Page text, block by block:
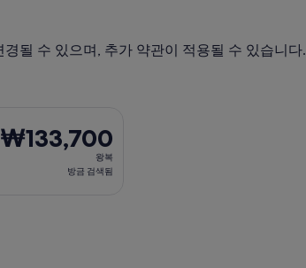
될 수 있으며, 추가 약관이 적용될 수 있습니다.
₩133,700
왕
₩133,700
왕복
방금 검색됨